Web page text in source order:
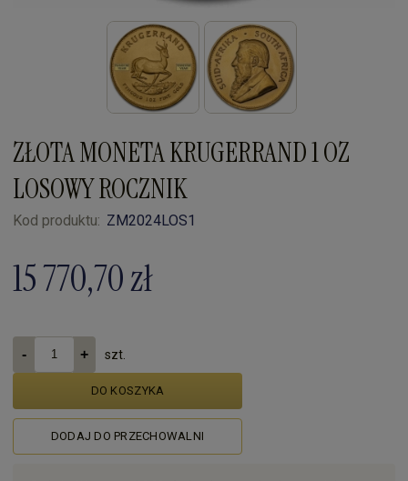
ZŁOTA MONETA KRUGERRAND 1 OZ
LOSOWY ROCZNIK
Kod produktu: ZM2024LOS1
15 770,70 zł
szt.
DO KOSZYKA
DODAJ DO PRZECHOWALNI